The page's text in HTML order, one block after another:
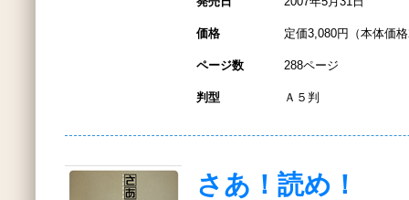
価格 定価3,080円（本体価
ページ数 288ページ
判型 Ａ５判
さあ！読め！